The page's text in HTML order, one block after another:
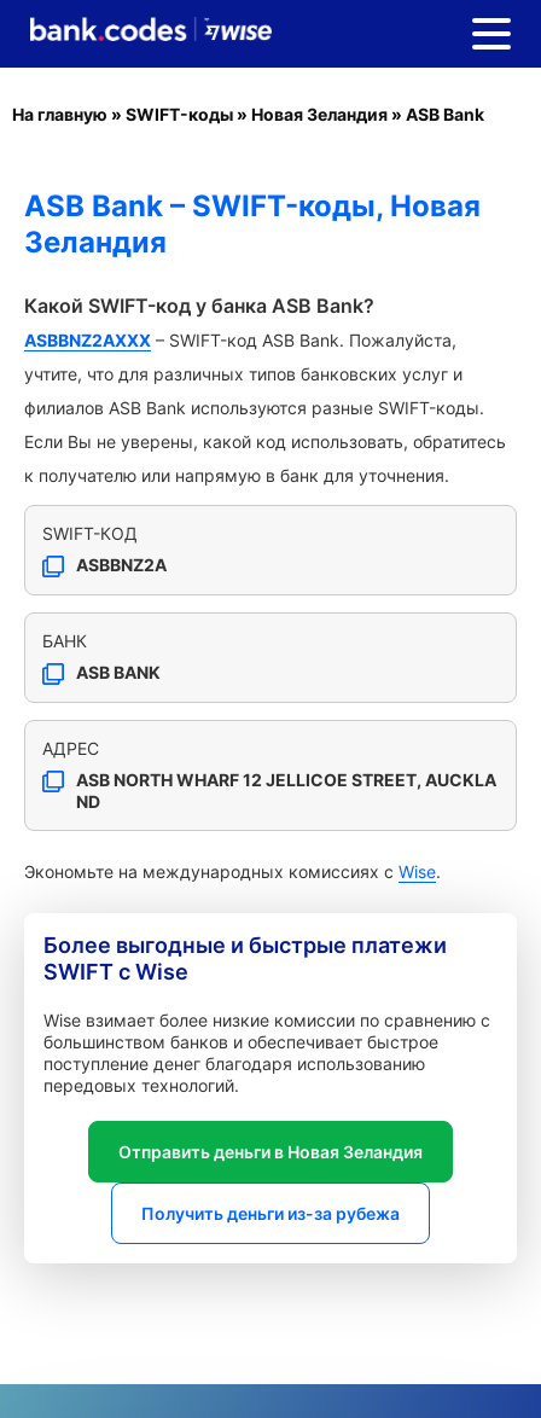
На главную » SWIFT-коды » Новая Зеландия » ASB Bank
ASB Bank – SWIFT-коды, Новая
Зеландия
Какой SWIFT-код у банка ASB Bank?
ASBBNZ2AXXX – SWIFT-код ASB Bank. Пожалуйста,
учтите, что для различных типов банковских услуг и
филиалов ASB Bank используются разные SWIFT-коды.
Если Вы не уверены, какой код использовать, обратитесь
к получателю или напрямую в банк для уточнения.
SWIFT-КОД
ASBBNZ2A
БАНК
ASB BANK
АДРЕС
ASB NORTH WHARF 12 JELLICOE STREET, AUCKLA
ND
Экономьте на международных комиссиях с Wise.
Более выгодные и быстрые платежи
SWIFT с Wise
Wise взимает более низкие комиссии по сравнению с
большинством банков и обеспечивает быстрое
поступление денег благодаря использованию
передовых технологий.
Отправить деньги в Новая Зеландия
Получить деньги из-за рубежа